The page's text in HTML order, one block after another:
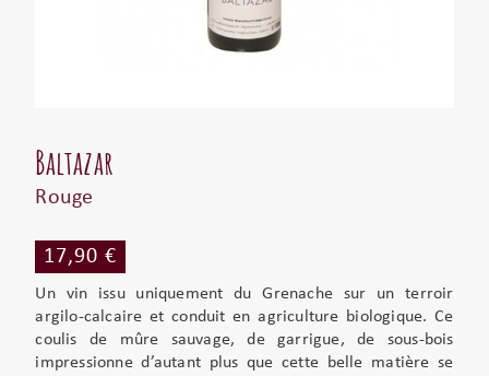
Baltazar
Rouge
17,90 €
Un vin issu uniquement du Grenache sur un terroir
argilo-calcaire et conduit en agriculture biologique. Ce
coulis de mûre sauvage, de garrigue, de sous-bois
impressionne d’autant plus que cette belle matière se